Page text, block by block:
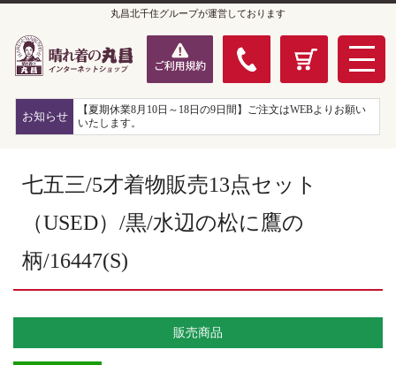
丸昌北千住グループが運営しております
お知らせ
【夏期休業8月10日～18日の9日間】ご注文はWEBよりお願い
いたします。
七五三/5才着物販売13点セット
（USED）/黒/水辺の松に鷹の
柄/16447(S)
販売商品